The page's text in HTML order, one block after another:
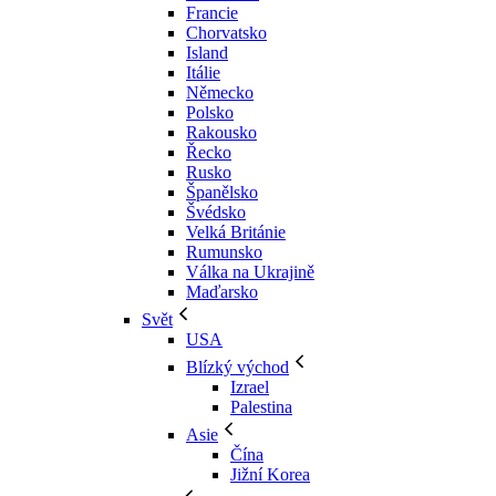
Francie
Chorvatsko
Island
Itálie
Německo
Polsko
Rakousko
Řecko
Rusko
Španělsko
Švédsko
Velká Británie
Rumunsko
Válka na Ukrajině
Maďarsko
Svět
USA
Blízký východ
Izrael
Palestina
Asie
Čína
Jižní Korea